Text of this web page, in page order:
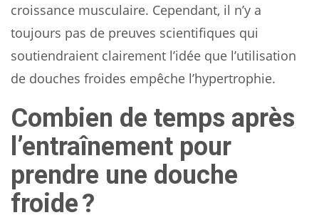
croissance musculaire. Cependant, il n’y a
toujours pas de preuves scientifiques qui
soutiendraient clairement l’idée que l’utilisation
de douches froides empêche l’hypertrophie.
Combien de temps après
l’entraînement pour
prendre une douche
froide ?